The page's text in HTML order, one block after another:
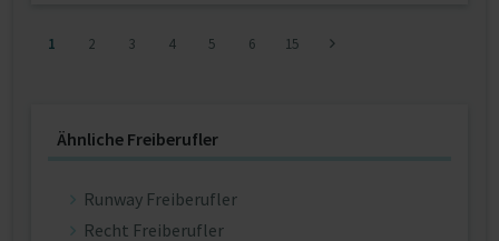
1 2 3 4 5 6 15
Ähnliche Freiberufler
Runway Freiberufler
Recht Freiberufler